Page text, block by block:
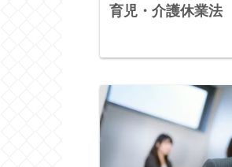
育児・介護休業法